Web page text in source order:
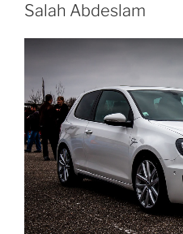
de
la
Salah Abdeslam